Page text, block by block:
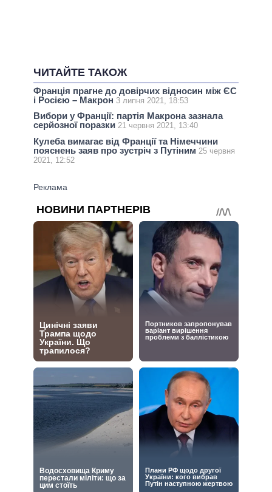
ЧИТАЙТЕ ТАКОЖ
Франція прагне до довірчих відносин між ЄС
і Росією – Макрон 3 липня 2021, 18:53
Вибори у Франції: партія Макрона зазнала
серйозної поразки 21 червня 2021, 13:40
Кулеба вимагає від Франції та Німеччини
пояснень заяв про зустріч з Путіним 25 червня
2021, 12:52